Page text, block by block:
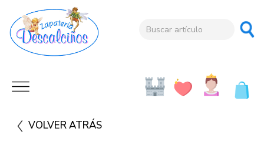
VOLVER ATRÁS